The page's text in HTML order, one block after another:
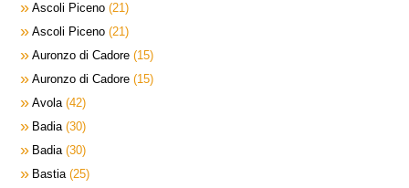
Ascoli Piceno 21
Ascoli Piceno 21
Auronzo di Cadore 15
Auronzo di Cadore 15
Avola 42
Badia 30
Badia 30
Bastia 25